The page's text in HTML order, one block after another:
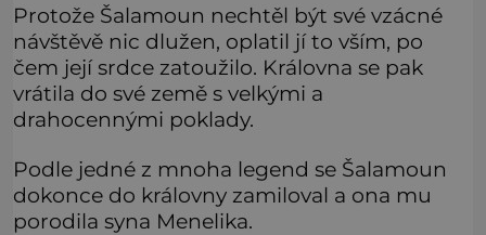
Protože Šalamoun nechtěl být své vzácné
návštěvě nic dlužen, oplatil jí to vším, po
čem její srdce zatoužilo. Královna se pak
vrátila do své země s velkými a
drahocennými poklady.
Podle jedné z mnoha legend se Šalamoun
dokonce do královny zamiloval a ona mu
porodila syna Menelika.